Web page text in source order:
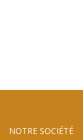
NOTRE SOCIÉTÉ